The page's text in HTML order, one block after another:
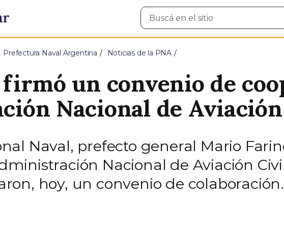
Buscar
en
Prefectura Naval Argentina Noticias de la PNA
un convenio de
Nacional de
Naval, prefecto general Mario
Nacional de Aviación
hoy, un convenio de colaboración.